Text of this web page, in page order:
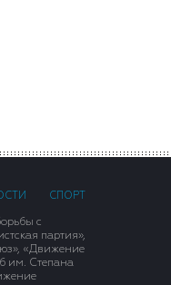
СПОРТ
с
партия»,
«Движение
им. Степана